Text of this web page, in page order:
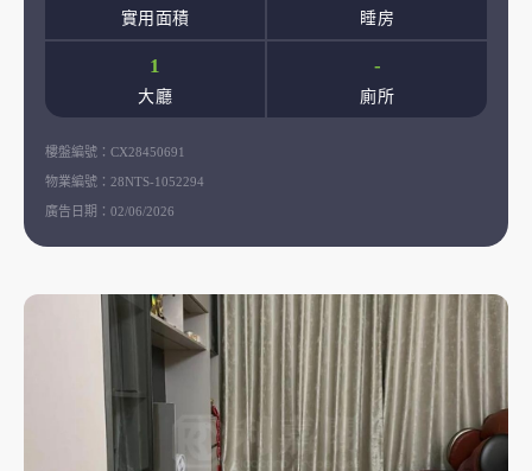
實用面積 睡房
1
大廳
-
廁所
樓盤編號： CX28450691
物業編號： 28NTS-1052294
廣告日期： 02/06/2026